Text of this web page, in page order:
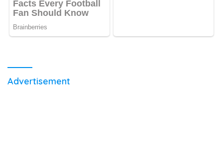
Advertisement